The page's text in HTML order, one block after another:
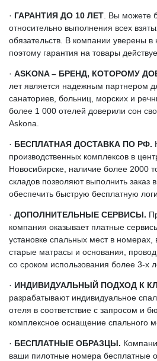
· ГАРАНТИЯ ДО 10 ЛЕТ . Вы можете
относительно выполнения всех
обязательств. В компании уверены в
поэтому гарантия на товары
· ASKONA – БРЕНД, КОТОРОМУ
лет является надежным партнером
санаториев, больниц, морских и
более 1 000 отелей доверили сон
Askona.
· БЕСПЛАТНАЯ ДОСТАВКА ПО РФ.
производственных комплексов в
Новосибирске, наличие более 2000
складов позволяют выполнить заказ
обеспечить быструю бесплатную
· ДОПОЛНИТЕЛЬНЫЕ СЕРВИСЫ.
компания оказывает платные
установке спальных мест в номерах,
старые матрасы и основания,
со сроком использования более 3-х
· ИНДИВИДУАЛЬНЫЙ ПОДХОД К
разрабатывают индивидуальное
отеля в соответствие с запросом и
комплексное оснащение спального
· БЕСПЛАТНЫЕ ОБРАЗЦЫ.
ваши пилотные номера бесплатные